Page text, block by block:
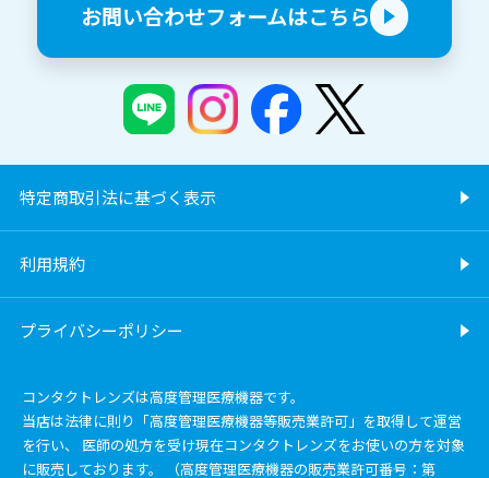
お問い合わせフォームはこちら
特定商取引法に基づく表示
利用規約
プライバシーポリシー
コンタクトレンズは高度管理医療機器です。
当店は法律に則り「高度管理医療機器等販売業許可」を取得して運営
を行い、 医師の処方を受け現在コンタクトレンズをお使いの方を対象
に販売しております。 （高度管理医療機器の販売業許可番号：第